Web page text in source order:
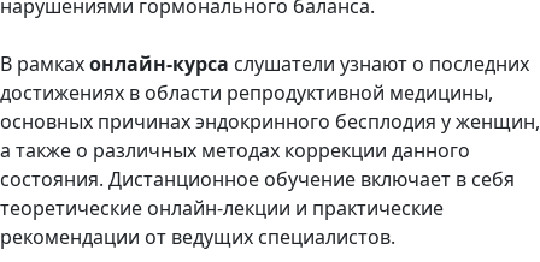
нарушениями гормонального баланса.
В рамкахонлайн-курса слушатели узнают о последних
достижениях в области репродуктивной медицины,
основных причинах эндокринного бесплодия у женщин,
а также о различных методах коррекции данного
состояния. Дистанционное обучение включает в себя
теоретические онлайн-лекции и практические
рекомендации от ведущих специалистов.